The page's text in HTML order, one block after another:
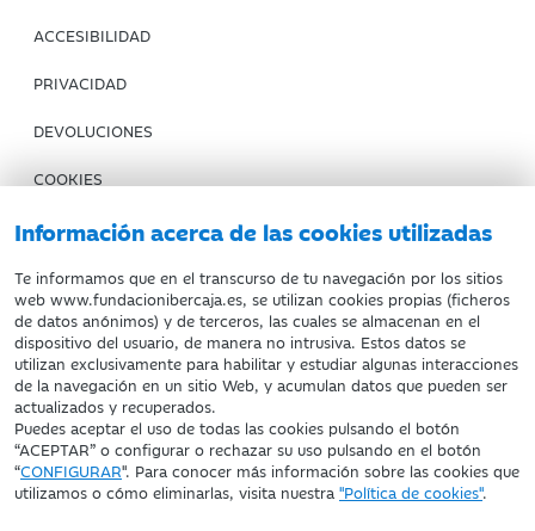
Información acerca de las cookies utilizadas
Te informamos que en el transcurso de tu navegación por los sitios
web www.fundacionibercaja.es, se utilizan cookies propias (ficheros
de datos anónimos) y de terceros, las cuales se almacenan en el
dispositivo del usuario, de manera no intrusiva. Estos datos se
utilizan exclusivamente para habilitar y estudiar algunas interacciones
de la navegación en un sitio Web, y acumulan datos que pueden ser
actualizados y recuperados.
Puedes aceptar el uso de todas las cookies pulsando el botón
“ACEPTAR” o configurar o rechazar su uso pulsando en el botón
“CONFIGURAR". Para conocer más información sobre las cookies que
utilizamos o cómo eliminarlas, visita nuestra "Política de cookies".
ACCESIBILIDAD
PRIVACIDAD
DEVOLUCIONES
COOKIES
CONDICIONES DE COMPRA
IBERCAJA BANCO
Fundación Bancaria Ibercaja. C.I.F. G-50000652.
Inscrita en el Registro de Fundaciones del Mº de Educación,
Cultura y Deporte con el nº 1689.
Domicilio social: Joaquín Costa, 13. 50001 Zaragoza.